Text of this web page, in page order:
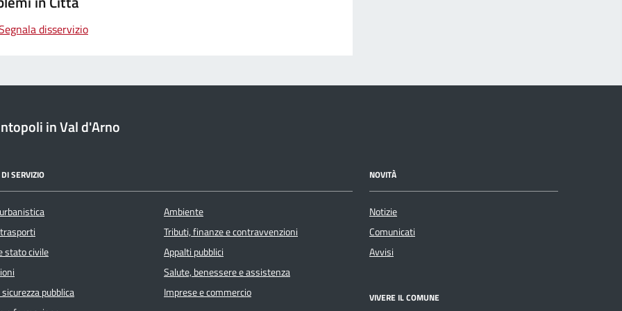
disservizio
in Val d'Arno
SERVIZIO
stato civile
pubblica
Ambiente
Tributi, finanze e contravvenzioni
Appalti pubblici
Salute, benessere e assistenza
Imprese e commercio
NOVITÀ
Notizie
Comunicati
Avvisi
VIVERE IL COMUNE